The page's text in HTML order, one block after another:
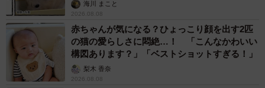
海川 まこと
2026.08.08
赤ちゃんが気になる？ひょっこり顔を出す2匹
の猫の愛らしさに悶絶…！ 「こんなかわいい
構図あります？」「ベストショットすぎる！」
梨木 香奈
2026.08.08